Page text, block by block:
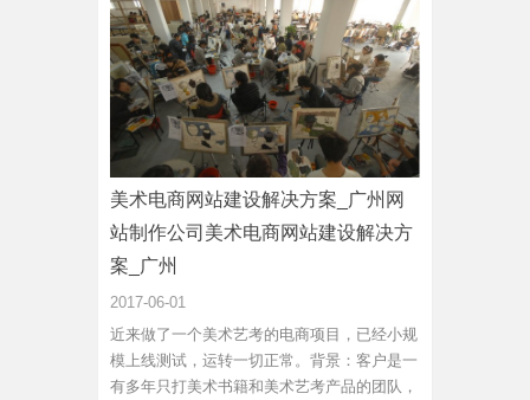
美术电商网站建设解决方案_广州网
站制作公司美术电商网站建设解决方
案_广州
2017-06-01
近来做了一个美术艺考的电商项目，已经小规
模上线测试，运转一切正常。背景：客户是一
有多年只打美术书籍和美术艺考产品的团队，